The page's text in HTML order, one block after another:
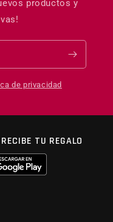
productos y
de privacidad
TU REGALO